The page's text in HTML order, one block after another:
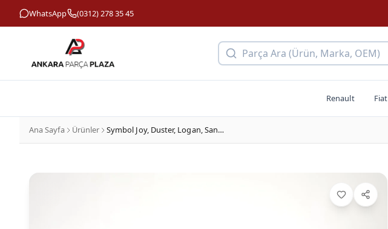
WhatsApp (0312) 278 35 45
Parça Ara (Ürün, Marka, OEM)
Renault Fiat
Ana Sayfa Ürünler Symbol Joy, Duster, Logan, Sandero Arka Çamurluk Davlumbazı Arkanın Önü Sol Orijinal 6001547113